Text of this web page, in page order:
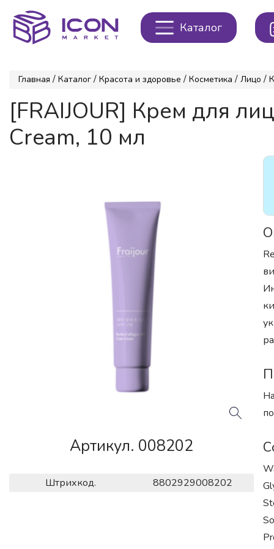
Каталог
Главная / Каталог / Красота и здоровье / Косметика / Лицо /
[FRAIJOUR] Крем для
Cream, 10 мл
Артикул. 008202
Штрихкод. 8802929008202